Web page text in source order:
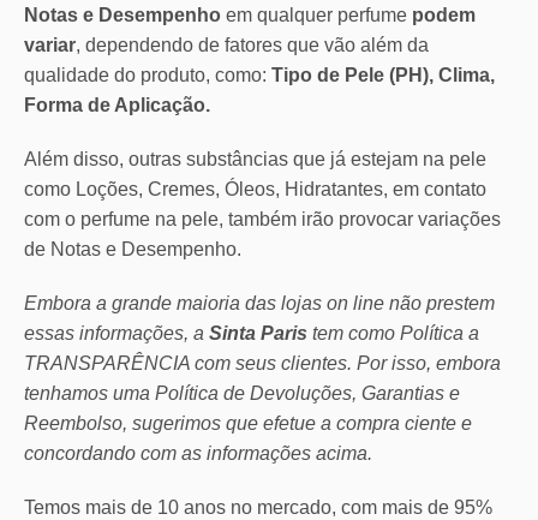
Notas e Desempenho em qualquer perfume podem
variar, dependendo de fatores que vão além da
qualidade do produto, como: Tipo de Pele (PH), Clima,
Forma de Aplicação.
Além disso, outras substâncias que já estejam na pele
como Loções, Cremes, Óleos, Hidratantes, em contato
com o perfume na pele, também irão provocar variações
de Notas e Desempenho.
Embora a grande maioria das lojas on line não prestem
essas informações, a Sinta Paris tem como Política a
TRANSPARÊNCIA com seus clientes. Por isso, embora
tenhamos uma Política de Devoluções, Garantias e
Reembolso, sugerimos que efetue a compra ciente e
concordando com as informações acima.
Temos mais de 10 anos no mercado, com mais de 95%